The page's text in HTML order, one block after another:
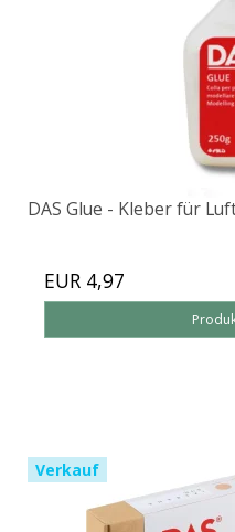
DAS Glue - Kleber für
EUR 4,97
Verkauf